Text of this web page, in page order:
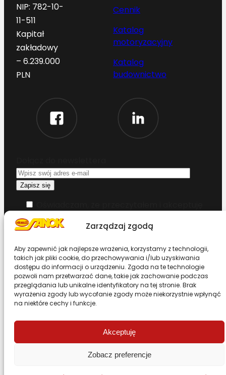
Zarządzaj zgodą
Aby zapewnić jak najlepsze wrażenia, korzystamy z technologii,
takich jak pliki cookie, do przechowywania i/lub uzyskiwania
dostępu do informacji o urządzeniu. Zgoda na te technologie
pozwoli nam przetwarzać dane, takie jak zachowanie podczas
przeglądania lub unikalne identyfikatory na tej stronie. Brak
wyrażenia zgody lub wycofanie zgody może niekorzystnie wpłynąć
na niektóre cechy i funkcje.
Akceptuję
Zobacz preferencje
NIP: 782-10-
11-511
Kapitał
zakładowy
– 6.239.000
PLN
Cennik
Katalog
motoryzacyjny
Katalog
budownictwo
warunki korzystania z serwisu
Design & Code by Foxstudio.eu
Przewiń stronę do góry